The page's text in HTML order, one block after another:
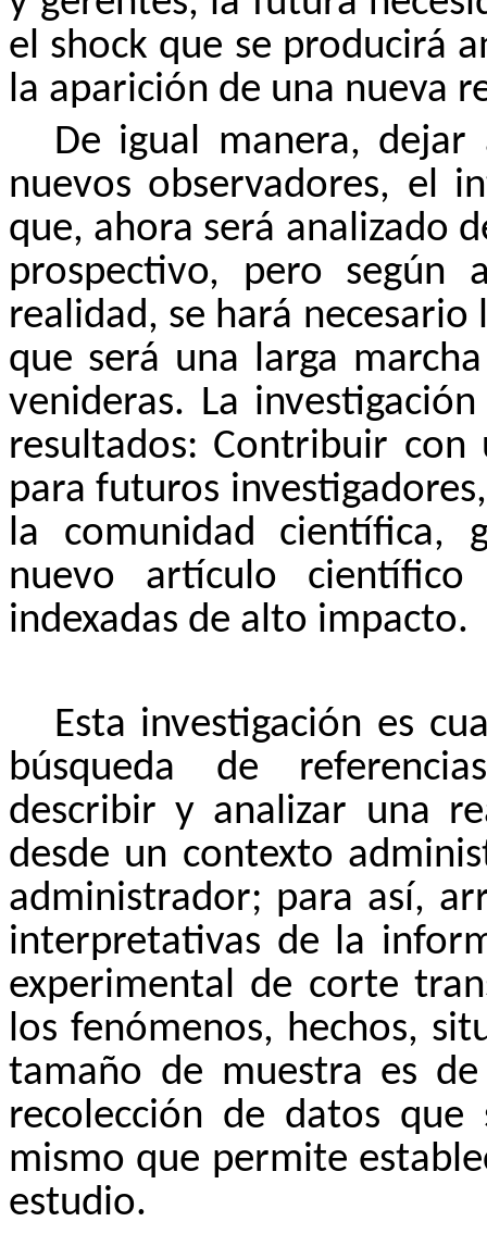
el shock que se producirá
la aparición de una nueva
De igual manera, dejar
nuevos observadores, el
que, ahora será analizado
prospectivo, pero según
realidad, se hará necesario
que será una larga
venideras. La
resultados: Contribuir
para futuros
la comunidad científica,
nuevo artículo
indexadas de alto impacto.
Esta investigación es
búsqueda de
describir y analizar una
desde un contexto
administrador; para así,
interpretativas de la
experimental de corte
los fenómenos, hechos,
tamaño de muestra es
recolección de datos
mismo que permite
estudio.